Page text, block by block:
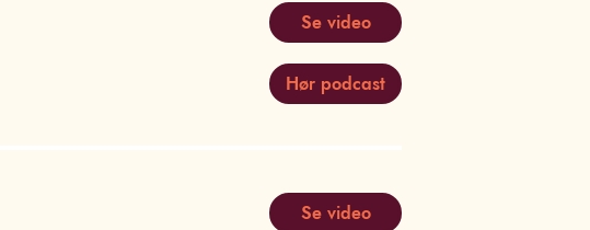
Se video
Hør podcast
Se video